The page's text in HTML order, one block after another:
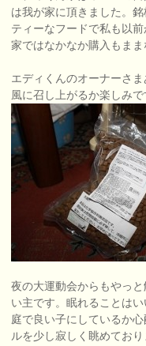
は我が家に頂きました。
ティーなフードで私も以
家ではなかなか購入もまま
エディくんのオーナーさ
風に召し上がるか楽しみ
夜の大運動会からもやっ
い主です。眠れることは
庭で良い子にしているか
ルを少し寂しく眺めてお